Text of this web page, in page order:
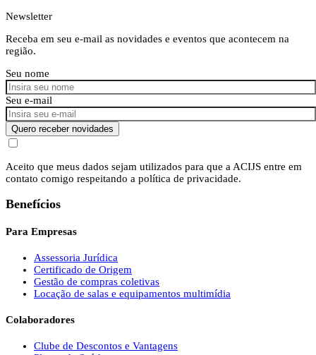
Newsletter
Receba em seu e-mail as novidades e eventos que acontecem na
região.
Seu nome
Seu e-mail
Quero receber novidades
Aceito que meus dados sejam utilizados para que a ACIJS entre em
contato comigo respeitando a política de privacidade.
Benefícios
Para Empresas
Assessoria Jurídica
Certificado de Origem
Gestão de compras coletivas
Locação de salas e equipamentos multimídia
Colaboradores
Clube de Descontos e Vantagens